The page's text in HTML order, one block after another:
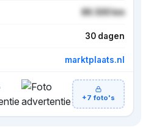
86.500 km
30 dagen
marktplaats.nl
+7 foto's